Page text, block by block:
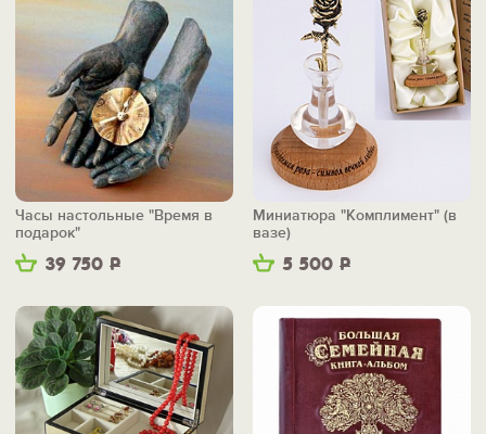
39 750 Р
Часы настольные "Время в
подарок"
5 500 Р
Миниатюра "Комплимент" (в
вазе)